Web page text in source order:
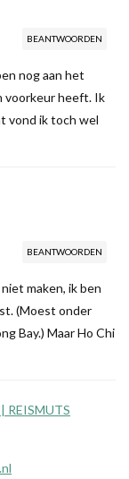
BEANTWOORDEN
nog aan het
voorkeur heeft. Ik
vond ik toch wel
BEANTWOORDEN
maken, ik ben
(Moest onder
Bay.) Maar Ho Chi
REISMUTS